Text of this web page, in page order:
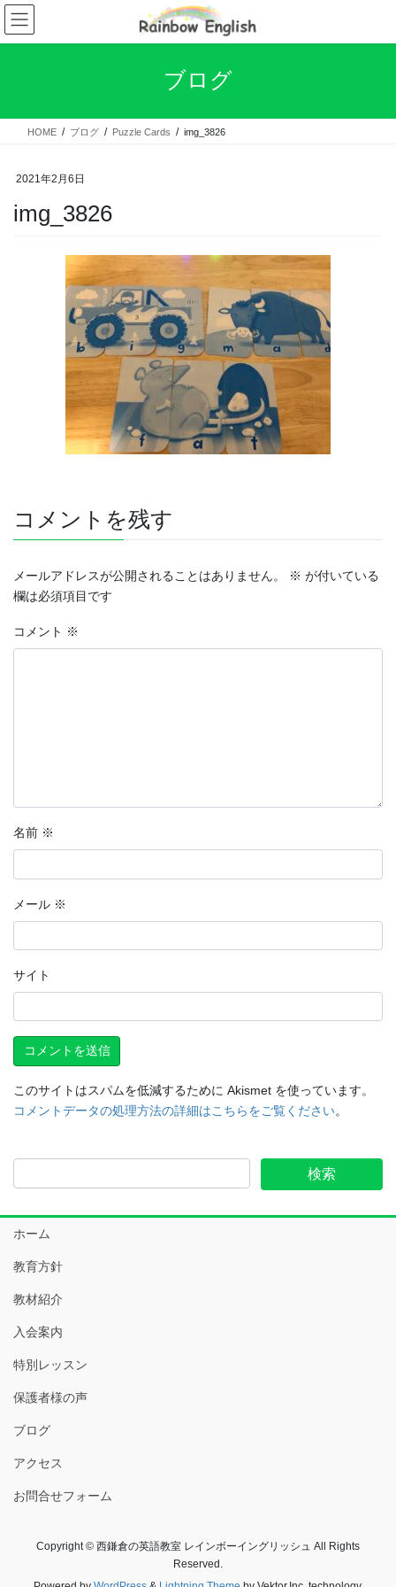
コ
ン
テ
ス
ナ
ビ
ゲ
ン
ブログ
HOME ブログ Puzzle Cards img_3826
2021年2月6日
img_3826
コメントを残す
メールアドレスが公開されることはありません。 ※ が付いている
欄は必須項目です
コメント ※
名前 ※
メール ※
サイト
このサイトはスパムを低減するために Akismet を使っています。
コメントデータの処理方法の詳細はこちらをご覧ください。
ホーム
教育方針
教材紹介
入会案内
特別レッスン
保護者様の声
ブログ
アクセス
お問合せフォーム
Copyright © 西鎌倉の英語教室 レインボーイングリッシュ All Rights
Reserved.